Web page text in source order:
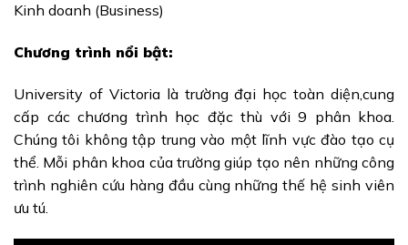
Kinh doanh (Business)
Chương trình nổi bật:
University of Victoria là trường đại học toàn diện,cung
cấp các chương trình học đặc thù với 9 phân khoa.
Chúng tôi không tập trung vào một lĩnh vực đào tạo cụ
thể. Mỗi phân khoa của trường giúp tạo nên những công
trình nghiên cứu hàng đầu cùng những thế hệ sinh viên
ưu tú.